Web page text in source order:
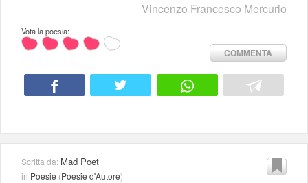
Vincenzo Francesco Mercurio
Vota la poesia:
COMMENTA
Scritta da: Mad Poet
in Poesie (Poesie d'Autore)